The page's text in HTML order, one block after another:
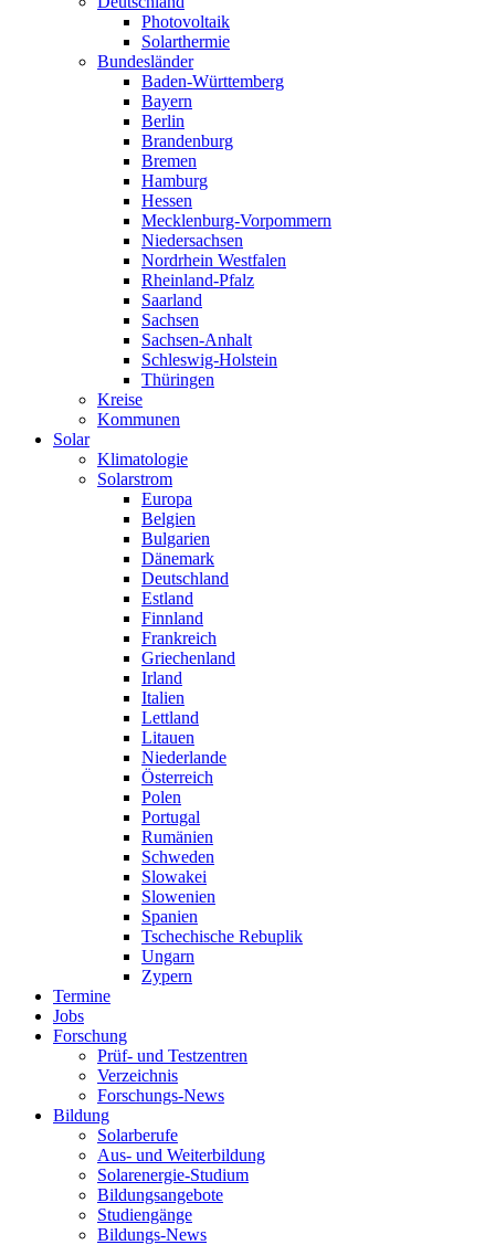
Photovoltaik
Solarthermie
Bundesländer
Baden-Württemberg
Bayern
Berlin
Brandenburg
Bremen
Hamburg
Hessen
Mecklenburg-Vorpommern
Niedersachsen
Nordrhein Westfalen
Rheinland-Pfalz
Saarland
Sachsen
Sachsen-Anhalt
Schleswig-Holstein
Thüringen
Kreise
Kommunen
Solar
Klimatologie
Solarstrom
Europa
Belgien
Bulgarien
Dänemark
Deutschland
Estland
Finnland
Frankreich
Griechenland
Irland
Italien
Lettland
Litauen
Niederlande
Österreich
Polen
Portugal
Rumänien
Schweden
Slowakei
Slowenien
Spanien
Tschechische Rebuplik
Ungarn
Zypern
Termine
Jobs
Forschung
Prüf- und Testzentren
Verzeichnis
Forschungs-News
Bildung
Solarberufe
Aus- und Weiterbildung
Solarenergie-Studium
Bildungsangebote
Studiengänge
Bildungs-News